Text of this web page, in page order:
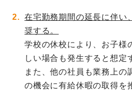
在宅勤務期間の延長に伴い
奨する。
学校の休校により、お子様
しい場合も発生すると想定
また、他の社員も業務上の
の機会に有給休暇の取得を